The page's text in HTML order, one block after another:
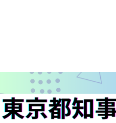
お知らせ
イベント・グッズ
YouTube
会社情報